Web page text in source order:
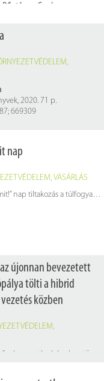
,
2020. 71 p.
669309
nap
, VÁSÁRLÁS
A „Ne vásárolj semmit!” nap tiltakozás a túlfogyasztás ellen. Ezt a napot Magyarországon november utolsó péntekén tartjuk. Ennek oka egyrészt a nemzetközi akciónaphoz való csatlakozás, másrészt viszont a magyar vásárlási statisztikák is azt mutatják, a legtöbbet péntekenként vásárlunk. November végén ráadásul már nálunk is javában zajlik a nagy karácsonyi reklámhadjárat és a Black Friday akciónapok.
újonnan bevezetett
tölti a hibrid
közben
,